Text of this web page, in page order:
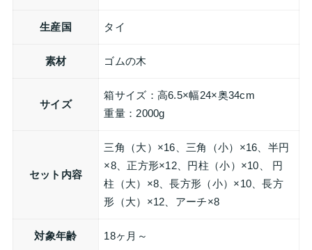
生産国 タイ
素材 ゴムの木
サイズ
箱サイズ：高6.5×幅24×奥34cm
重量：2000g
セット内容
三角（大）×16、三角（小）×16、半円
×8、正方形×12、円柱（小）×10、 円
柱（大）×8、長方形（小）×10、長方
形（大）×12、アーチ×8
対象年齢 18ヶ月～